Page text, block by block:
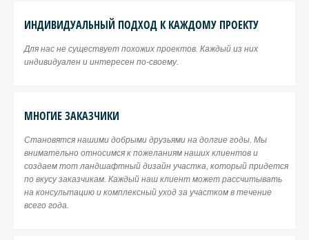
ИНДИВИДУАЛЬНЫЙ ПОДХОД К КАЖДОМУ ПРОЕКТУ
Для нас не существует похожих проектов. Каждый из них
индивидуален и интересен по-своему.
МНОГИЕ ЗАКАЗЧИКИ
Становятся нашими добрыми друзьями на долгие годы. Мы
внимательно относимся к пожеланиям наших клиентов и
создаем тот ландшафтный дизайн участка, который придется
по вкусу заказчикам. Каждый наш клиент может рассчитывать
на консультацию и комплексный уход за участком в течение
всего года.